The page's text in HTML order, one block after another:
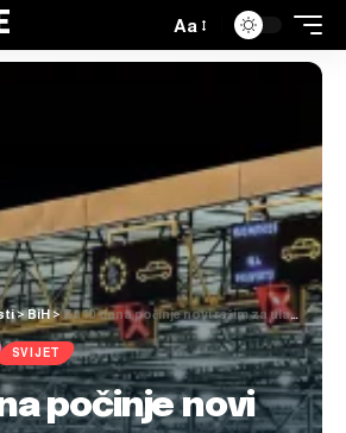
Aa
>BiH>Za 10 dana počinje novi režim za ulazak u EU. Pogledajte kakva su pravila
SVIJET
počinje novi